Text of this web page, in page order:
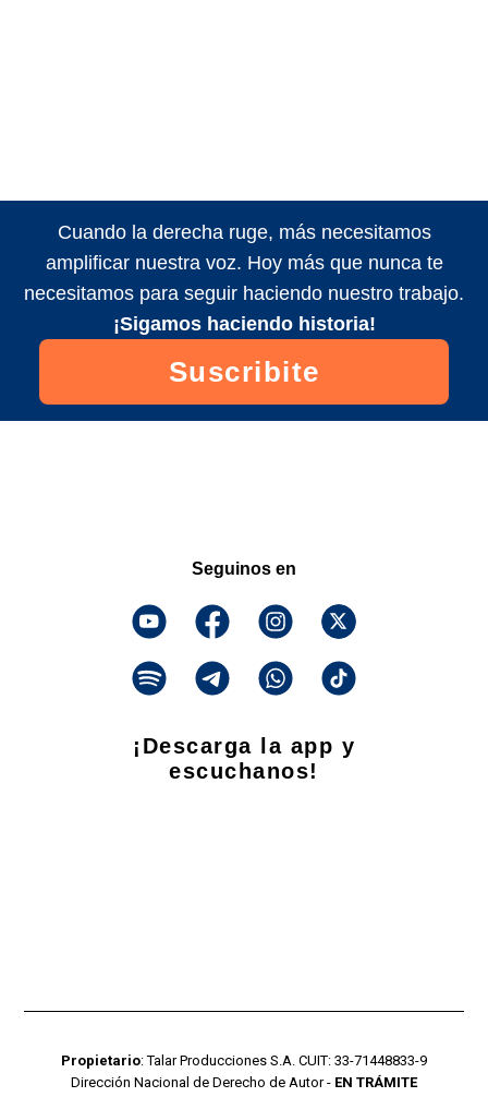
Cuando la derecha ruge, más necesitamos
amplificar nuestra voz. Hoy más que nunca te
necesitamos para seguir haciendo nuestro trabajo.
¡Sigamos haciendo historia!
Suscribite
Seguinos en
¡Descarga la app y
escuchanos!
Propietario: Talar Producciones S.A. CUIT: 33-71448833-9
Dirección Nacional de Derecho de Autor - EN TRÁMITE